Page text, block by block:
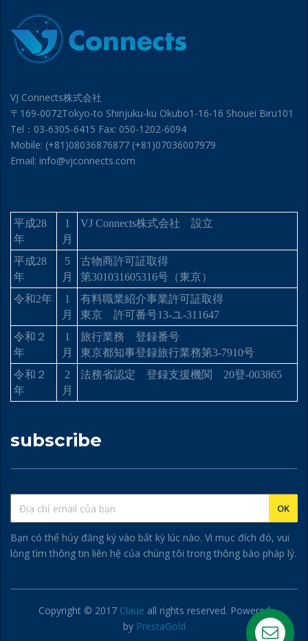
VJ Connects株式会社
〒169-0072Tokyo-to Shinjuku-ku Okubo1-16-16 Shouei Biru101
Tel：03-6305-6415 Fax: 050-1202-6094
Mobile: (+81)08036876877 (+81)07036007979
Email: info@vjconnects.com
平成28
年
1
月
VJ Connects株式会社 設立
平成28
年
5
月
古物商許可証取得
第301031605316号（東京）
令和2年
1
月
有料職業紹介事業許可証取得
東京 許可番号13-ユ-311647
令和２
年
1
月
旅行業務 登録番号
東京都知事登録旅行業務第3-7910号
令和２
年
2
月
法務省認定 登録支援機関 20登-003865
subscribe
Bạn có thể hủy đăng ký vào bất kỳ lúc nào. Vì mục đích đó, vui
lòng tìm thông tin liên hệ của chúng tôi trong thông báo pháp lý.
Copyright © 2017 Claue all rights reserved. Powered
by PrestaGold